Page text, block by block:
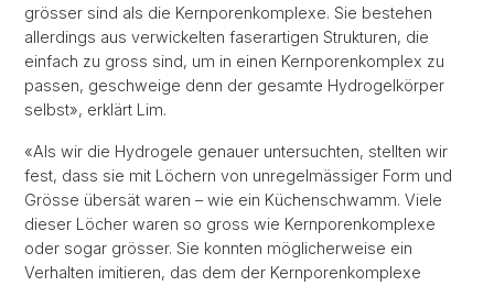
grösser sind als die Kernporenkomplexe. Sie bestehen
allerdings aus verwickelten faserartigen Strukturen, die
einfach zu gross sind, um in einen Kernporenkomplex zu
passen, geschweige denn der gesamte Hydrogelkörper
selbst», erklärt Lim.
«Als wir die Hydrogele genauer untersuchten, stellten wir
fest, dass sie mit Löchern von unregelmässiger Form und
Grösse übersät waren – wie ein Küchenschwamm. Viele
dieser Löcher waren so gross wie Kernporenkomplexe
oder sogar grösser. Sie konnten möglicherweise ein
Verhalten imitieren, das dem der Kernporenkomplexe